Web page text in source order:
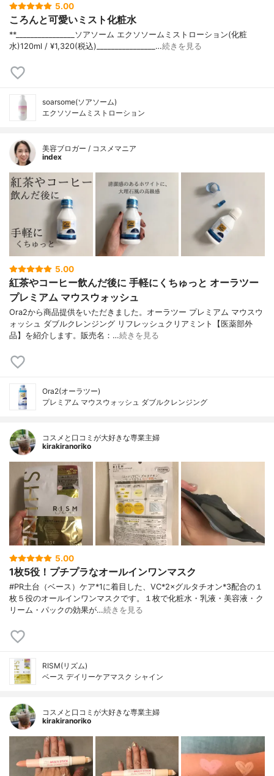
5.00
ころんと可愛いミスト化粧水
**⁡________________⁡ソアソーム ⁡エクソソームミストローション(化粧
水)120ml / ¥1,320(税込)________________…続きを見る
soarsome(ソアソーム)
エクソソームミストローション
美容ブロガー / コスメマニア
index
5.00
紅茶やコーヒー飲んだ後に 手軽にくちゅっと オーラツー
プレミアム マウスウォッシュ
Ora2から商品提供をいただきました。オーラツー プレミアム マウスウ
ォッシュ ダブルクレンジング リフレッシュクリアミント【医薬部外
品】を紹介します。販売名：…続きを見る
Ora2(オーラツー)
プレミアム マウスウォッシュ ダブルクレンジング
コスメと口コミが大好きな専業主婦
kirakiranoriko
5.00
1枚5役！プチプラなオールインワンマスク
#PR土台（ベース）ケア*1に着目した、VC*2×グルタチオン*3配合の１
枚５役のオールインワンマスクです。１枚で化粧水・乳液・美容液・ク
リーム・パックの効果が…続きを見る
RISM(リズム)
ベース デイリーケアマスク シャイン
コスメと口コミが大好きな専業主婦
kirakiranoriko